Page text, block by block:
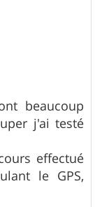
beaucoup
j'ai testé
effectué
le GPS,